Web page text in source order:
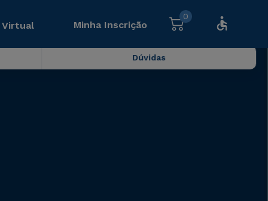
Virtual Minha Inscrição
0
Dúvidas